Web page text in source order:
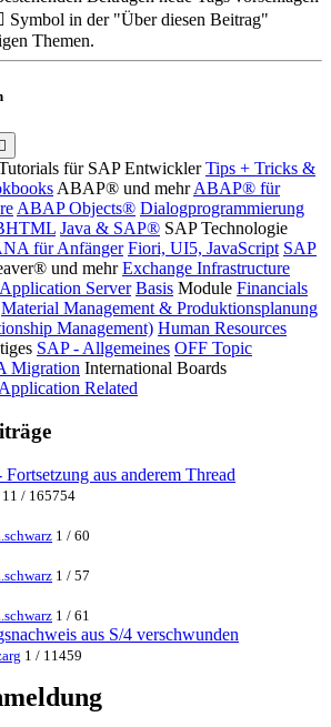
Symbol in der "Über diesen Beitrag"
Themen.
für SAP Entwickler Tips + Tricks &
ABAP® und mehrABAP® für
ABAP Objects® Dialogprogrammierung
Java & SAP® SAP Technologie
für Anfänger Fiori, UI5, JavaScript SAP
und mehr Exchange Infrastructure
Server Basis Module Financials
Material Management & Produktionsplanung
Management) Human Resources
SAP - Allgemeines OFF Topic
Migration International Boards
Related
aus anderem Thread
11 / 165754
1 / 60
1 / 57
1 / 61
aus S/4 verschwunden
1 / 11459